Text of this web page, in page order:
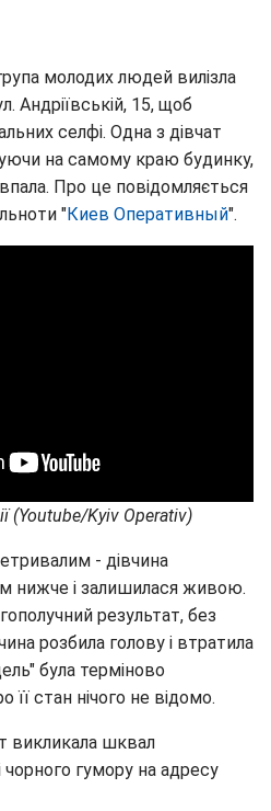
молодих людей вилізла
Андріївській, 15, щоб
селфі. Одна з дівчат
на самому краю будинку,
Про це повідомляється
"Киев Оперативный".
(Youtube/Kyiv Operativ)
- дівчина
нижче і залишилася живою.
результат, без
розбила голову і втратила
була терміново
її стан нічого не відомо.
викликала шквал
чорного гумору на адресу